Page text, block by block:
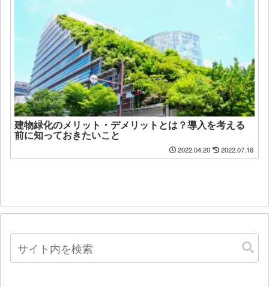
建物緑化のメリット・デメリットとは？導入を考える
前に知っておきたいこと
2022.04.20 2022.07.16